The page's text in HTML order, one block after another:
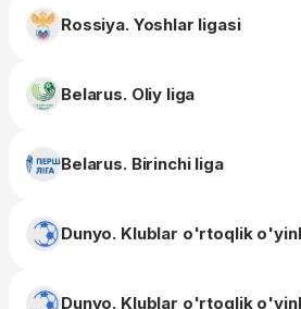
Rossiya. Yoshlar ligasi
Belarus. Oliy liga
Belarus. Birinchi liga
Dunyo. Klublar o'rtoqlik
Dunyo. Klublar o'rtoqlik